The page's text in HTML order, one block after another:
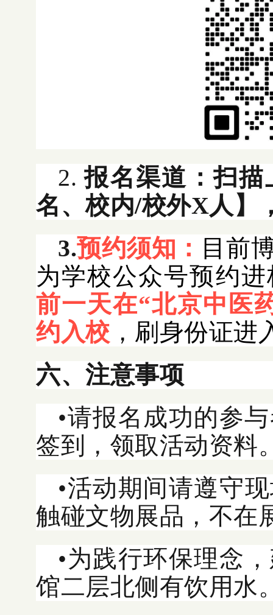
2.报名渠道：扫
名、校内/校外X人】
3.预约须知： 目前
为学校公众号预约
前一天在“北京中医
约入校 ，刷身份证
六、注意事项
•请报名成功的参
签到，领取活动资料
•活动期间请遵守
触碰文物展品，不在
•为践行环保理念
馆二层北侧有饮用水